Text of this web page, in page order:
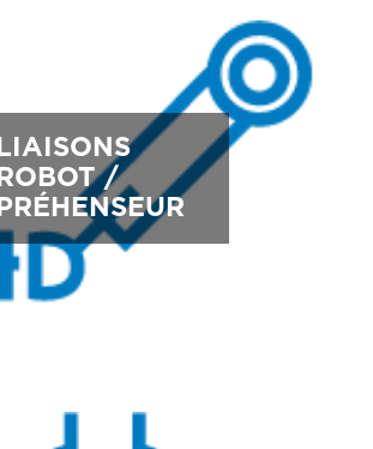
LIAISONS
ROBOT /
PRÉHENSEUR